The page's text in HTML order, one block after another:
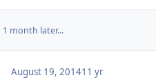
1 month later...
August 19, 201411 yr